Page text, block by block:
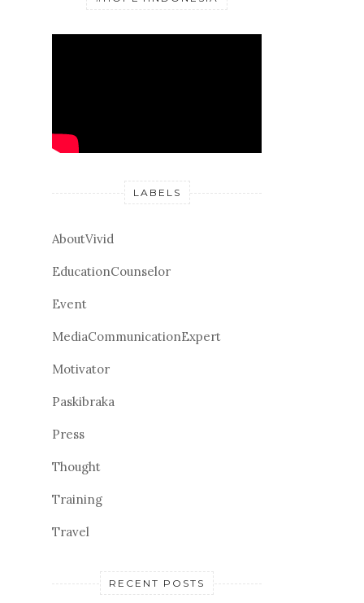
LABELS
AboutVivid
EducationCounselor
Event
MediaCommunicationExpert
Motivator
Paskibraka
Press
Thought
Training
Travel
RECENT POSTS